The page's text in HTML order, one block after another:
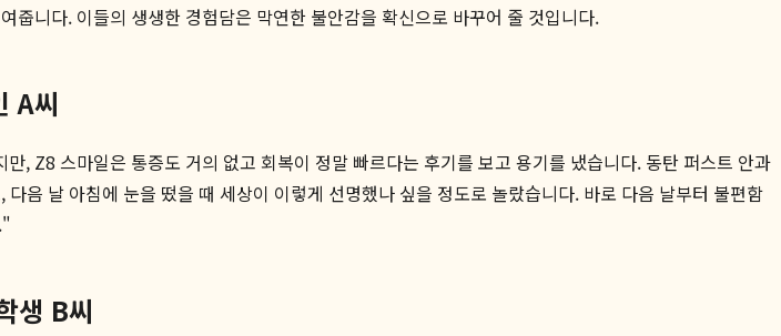
줍니다. 이들의 생생한 경험담은 막연한 불안감을 확신으로 바꾸어 줄 것입니다.
A씨
, Z8 스마일은 통증도 거의 없고 회복이 정말 빠르다는 후기를 보고 용기를 냈습니다. 동탄 퍼스트 안과
음 날 아침에 눈을 떴을 때 세상이 이렇게 선명했나 싶을 정도로 놀랐습니다. 바로 다음 날부터 불편함
생 B씨